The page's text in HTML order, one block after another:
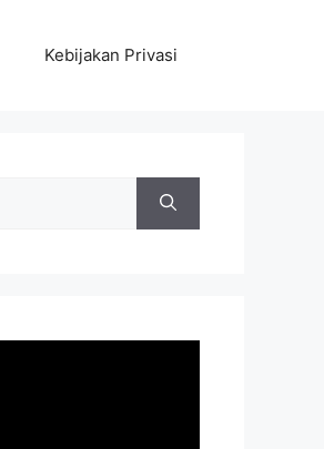
Kebijakan Privasi